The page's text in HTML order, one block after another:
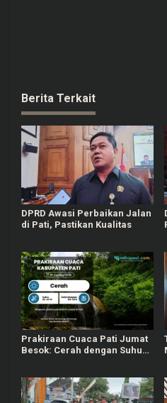
Berita Terkait
DPRD Awasi Perbaikan Jalan
di Pati, Pastikan Kualitas
Prakiraan Cuaca Pati Jumat
Besok: Cerah dengan Suhu